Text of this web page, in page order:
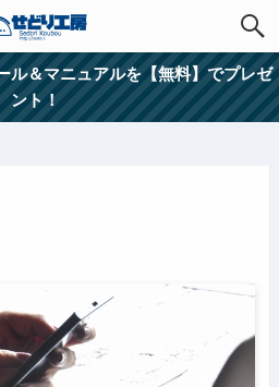
ル＆マニュアルを【無料】でプレゼ
ント！